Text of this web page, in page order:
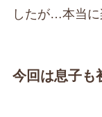
したが…本当に
今回は息子も